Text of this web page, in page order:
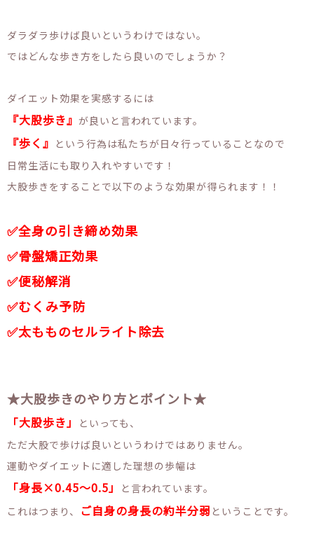
ダラダラ歩けば良いというわけではない。
ではどんな歩き方をしたら良いのでしょうか？
ダイエット効果を実感するには
『大股歩き』 が良いと言われています。
『歩く』 という行為は私たちが日々行っていることなので
日常生活にも取り入れやすいです！
大股歩きをすることで以下のような効果が得られます！！
✅全身の引き締め効果
✅骨盤矯正効果
✅便秘解消
✅むくみ予防
✅太もものセルライト除去
★大股歩きのやり方とポイント★
「大股歩き」
といっても、
ただ大股で歩けば良いというわけではありません。
運動やダイエットに適した理想の歩幅は
「身長×0.45～0.5」
と言われています。
これはつまり、 ご自身の身長の約半分弱 ということです。